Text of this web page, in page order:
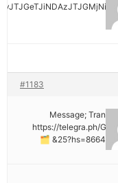
#1183
🗂 Message;
https://telegra.ph/